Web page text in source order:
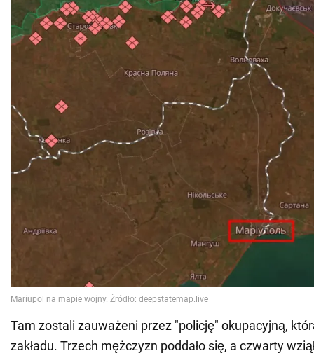
Tam zostali zauważeni przez "policję" okupacyjną,
zakładu. Trzech mężczyzn poddało się, a czwarty